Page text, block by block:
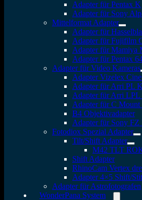
Adapter für Pentax K
Adapter für Sony
Mittelformat Adapter
Adapter für
Adapter für Fujifilm
Adapter für Mamiya
Adapter für Pentax
Adapter für Video Kameras
Adapter Vizelex
Adapter für Arri PL
Adapter für Arri LPL
Adapter für C Mount
B4 Objektivadapter
Adapter für Sony FZ
Fotodiox Spezial Adapter
Tilt/Shift Adapter
M42 TLT
Shift Adapter
RhinoCam Vertex
Adapter 4×5 Shift/
Adapter für Astrofotografen
WonderPana System